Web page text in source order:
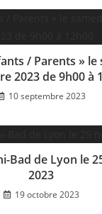
/ Parents » le
2023 de 9h00 à
10 septembre 2023
Bad de Lyon le
2023
19 octobre 2023